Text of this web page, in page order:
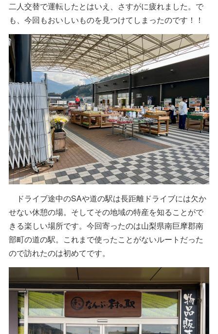
二人交替で運転したとはいえ、さすがに疲れました。で
も、今回もおいしいものを見つけてしまったのです！！
ドライブ途中のSAや道の駅は長距離ドライブには欠か
せない休憩の場。そしてその地域の特産を知ることがで
きる楽しい場所です。今回寄ったのは山梨県南巨摩郡南
部町の道の駅。これまで使ったことがないルートだった
ので訪れたのは初めてです。